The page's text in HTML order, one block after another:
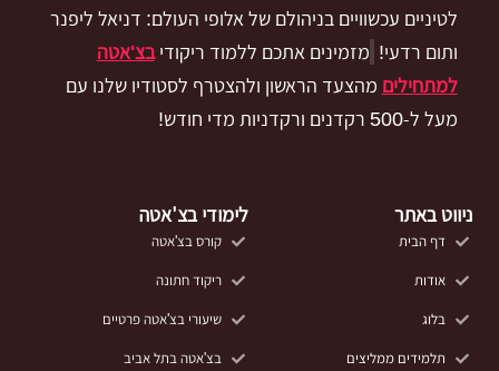
לטיניים עכשוויים בניהולם של אלופי העולם: דניאל ליפנר
ותום רדעי! מזמינים אתכם ללמוד ריקודיבצ'אטה
למתחילים מהצעד הראשון ולהצטרף לסטודיו שלנו עם
מעל ל-500 רקדנים ורקדניות מדי חודש!
ניווט באתר
דף הבית
אודות
בלוג
תלמידים ממליצים
לימודי בצ'אטה
קורס בצ'אטה
ריקוד חתונה
שיעורי בצ'אטה פרטיים
בצ'אטה בתל אביב